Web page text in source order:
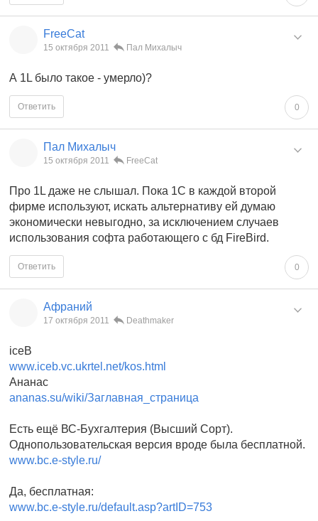
FreeCat
15 октября 2011 Пал Михалыч
А 1L было такое - умерло)?
0
Ответить
Пал Михалыч
15 октября 2011 FreeCat
Про 1L даже не слышал. Пока 1С в каждой второй
фирме используют, искать альтернативу ей думаю
экономически невыгодно, за исключением случаев
использования софта работающего с бд FireBird.
0
Ответить
Афраний
17 октября 2011 Deathmaker
iceB
www.iceb.vc.ukrtel.net/kos.html
Ананас
ananas.su/wiki/Заглавная_страница
Есть ещё ВС-Бухгалтерия (Высший Сорт).
Однопользовательская версия вроде была бесплатной.
www.bc.e-style.ru/
Да, бесплатная:
www.bc.e-style.ru/default.asp?artID=753